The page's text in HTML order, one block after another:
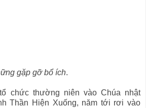
gặp gỡ bổ ích.
chức thường niên vào Chúa nhật
Thần Hiện Xuống, năm tới rơi vào